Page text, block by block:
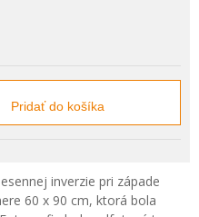
Pridať do košíka
inverzie pri západe
60 x 90 cm, ktorá bola